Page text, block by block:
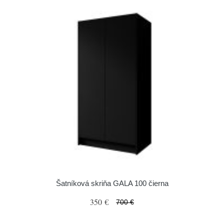
Šatníková skriňa GALA 100 čierna
350 € 700 €